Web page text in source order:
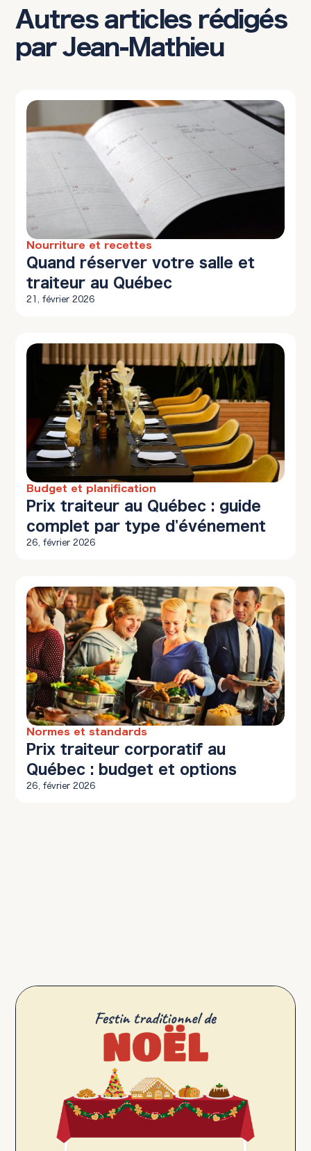
Autres articles rédigés
par Jean-Mathieu
10 min à lire
Nourriture et recettes
Quand réserver votre salle et
traiteur au Québec
21, février 2026
12 min à lire
Budget et planification
Prix traiteur au Québec : guide
complet par type d'événement
26, février 2026
10 min à lire
Normes et standards
Prix traiteur corporatif au
Québec : budget et options
26, février 2026